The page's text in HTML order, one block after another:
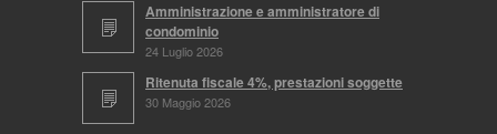
Amministrazione e amministratore di
condominio
24 Luglio 2026
Ritenuta fiscale 4%, prestazioni soggette
30 Maggio 2026